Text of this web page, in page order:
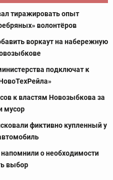
тиражировать опыт
волонтёров
воркаут на набережную
подключат к
к властям Новозыбкова за
мусор
фиктивно купленный у
о необходимости
выбор